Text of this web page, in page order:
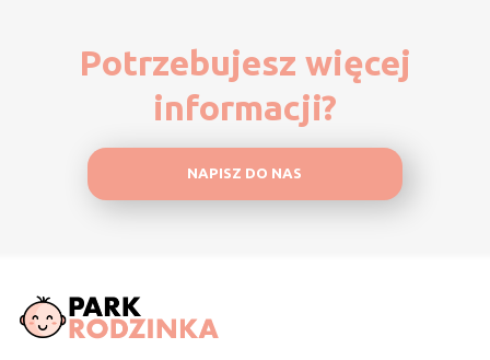
Potrzebujesz więcej
informacji?
NAPISZ DO NAS